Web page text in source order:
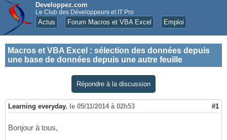
Developpez.com
Le Club des Développeurs et IT Pro
Actus Forum Macros et VBA Excel Emploi
Macros et VBA Excel : sélection des données depuis
une base de données depuis une autre feuille
Répondre à la discussion
Learning everyday, le 05/11/2014 à 02h53 #1
Bonjour à tous,